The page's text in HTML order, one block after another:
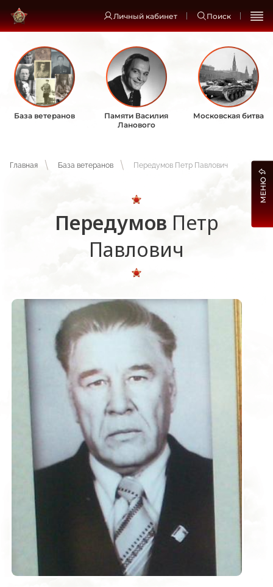
Личный кабинет Поиск
База ветеранов
Памяти Василия
Ланового
Московская битва
Главная База ветеранов Передумов Петр Павлович
Передумов Петр
Павлович
МЕНЮ